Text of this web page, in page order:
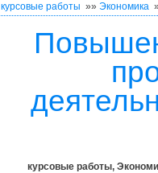
курсовые работы »» Экономика
курсовые работы,